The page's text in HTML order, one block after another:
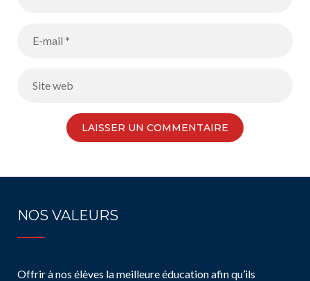
NOS VALEURS
Offrir à nos élèves la meilleure éducation afin qu’ils